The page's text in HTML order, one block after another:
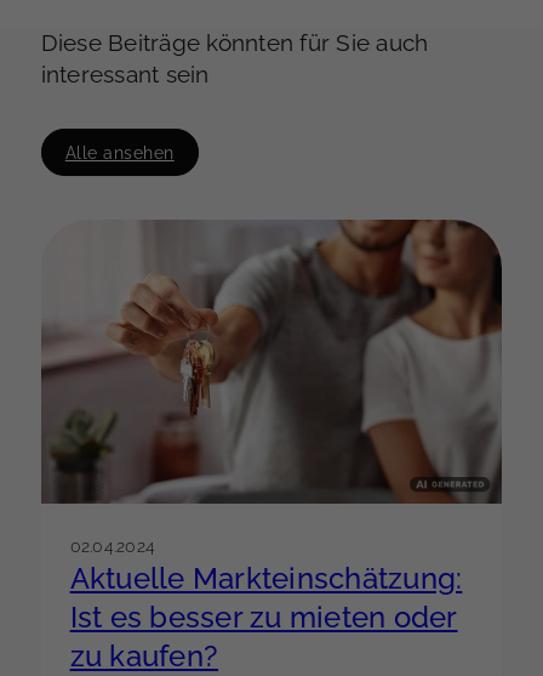
Diese Beiträge könnten für Sie auch
interessant sein
Alle ansehen
02.04.2024
Aktuelle Markteinschätzung:
Ist es besser zu mieten oder
zu kaufen?